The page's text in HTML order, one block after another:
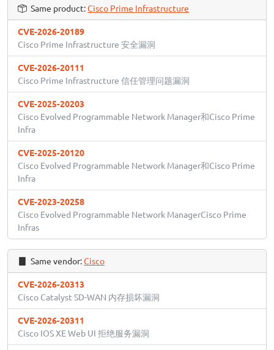
Same product:Cisco Prime Infrastructure
CVE-2026-20189
Cisco Prime Infrastructure 安全漏洞
CVE-2026-20111
Cisco Prime Infrastructure 信任管理问题漏洞
CVE-2025-20203
Cisco Evolved Programmable Network Manager和Cisco Prime
Infra
CVE-2025-20120
Cisco Evolved Programmable Network Manager和Cisco Prime
Infra
CVE-2023-20258
Cisco Evolved Programmable Network ManagerCisco Prime
Infras
Same vendor:Cisco
CVE-2026-20313
Cisco Catalyst SD-WAN 内存损坏漏洞
CVE-2026-20311
Cisco IOS XE Web UI 拒绝服务漏洞